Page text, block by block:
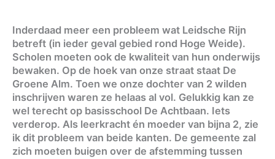
Inderdaad meer een probleem wat Leidsche Rijn
betreft (in ieder geval gebied rond Hoge Weide).
Scholen moeten ook de kwaliteit van hun onderwijs
bewaken. Op de hoek van onze straat staat De
Groene Alm. Toen we onze dochter van 2 wilden
inschrijven waren ze helaas al vol. Gelukkig kan ze
wel terecht op basisschool De Achtbaan. Iets
verderop. Als leerkracht én moeder van bijna 2, zie
ik dit probleem van beide kanten. De gemeente zal
zich moeten buigen over de afstemming tussen